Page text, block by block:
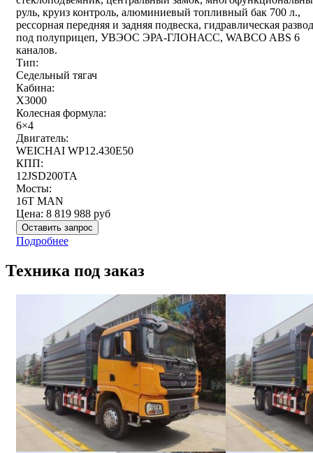
руль, круиз контроль, алюминиевый топливный бак 700 л.,
рессорная передняя и задняя подвеска, гидравлическая
под полуприцеп, УВЭОС ЭРА-ГЛОНАСС, WABCO ABS 6
каналов.
Тип:
Седельный тягач
Кабина:
X3000
Колесная формула:
6×4
Двигатель:
WEICHAI WP12.430E50
КПП:
12JSD200TA
Мосты:
16T MAN
Цена: 8 819 988 руб
Оставить запрос
Подробнее
Техника под заказ